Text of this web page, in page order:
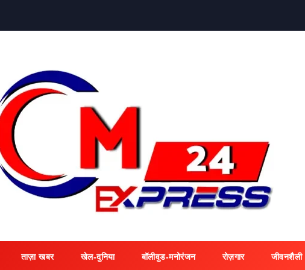
ताज़ा खबर खेल-दुनिया बॉलीवुड-मनोरंजन रोज़गार जीवनशैली